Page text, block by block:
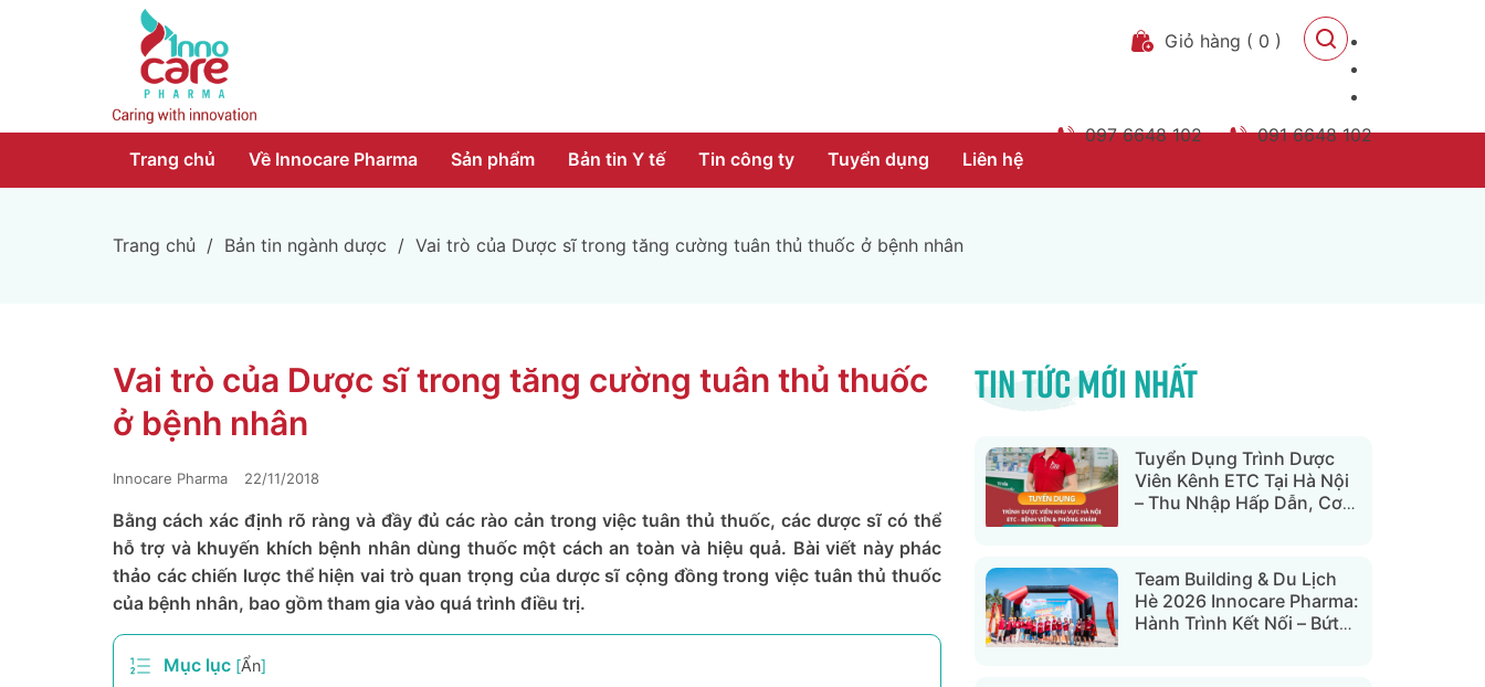
Giỏ hàng ( 0 )
097 6648 102
091 6648 102
Trang chủ
Về Innocare Pharma Sản phẩm Bản tin Y tế Tin công ty Tuyển dụng Liên hệ
Trang chủ / Bản tin ngành dược / Vai trò của Dược sĩ trong tăng cường tuân thủ thuốc ở bệnh nhân
Vai trò của Dược sĩ trong tăng cường tuân thủ thuốc
ở bệnh nhân
Innocare Pharma 22/11/2018
Bằng cách xác định rõ ràng và đầy đủ các rào cản trong việc tuân thủ thuốc, các dược sĩ có thể
hỗ trợ và khuyến khích bệnh nhân dùng thuốc một cách an toàn và hiệu quả. Bài viết này phác
thảo các chiến lược thể hiện vai trò quan trọng của dược sĩ cộng đồng trong việc tuân thủ thuốc
của bệnh nhân, bao gồm tham gia vào quá trình điều trị.
Mục lục [Ẩn]
Tin tức mới nhất
Tuyển Dụng Trình Dược
Viên Kênh ETC Tại Hà Nội
– Thu Nhập Hấp Dẫn, Cơ
Team Building & Du Lịch
Hè 2026 Innocare Pharma:
Hành Trình Kết Nối – Bứt